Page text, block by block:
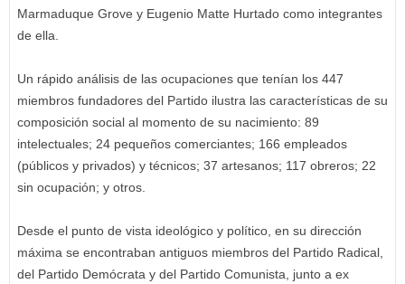
Marmaduque Grove y Eugenio Matte Hurtado como integrantes
de ella.
Un rápido análisis de las ocupaciones que tenían los 447
miembros fundadores del Partido ilustra las características de su
composición social al momento de su nacimiento: 89
intelectuales; 24 pequeños comerciantes; 166 empleados
(públicos y privados) y técnicos; 37 artesanos; 117 obreros; 22
sin ocupación; y otros.
Desde el punto de vista ideológico y político, en su dirección
máxima se encontraban antiguos miembros del Partido Radical,
del Partido Demócrata y del Partido Comunista, junto a ex